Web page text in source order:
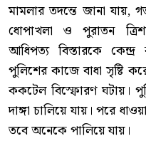
মামলার তদন্তে জানা যায়,
ধোপাখলা ও পুরাতন
আধিপত্য বিস্তারকে
পুলিশের কাজে বাধা সৃষ্টি
ককটেল বিস্ফোরণ ঘটায়।
দাঙ্গা চালিয়ে যায়। পরে
তবে অনেকে পালিয়ে যায়।